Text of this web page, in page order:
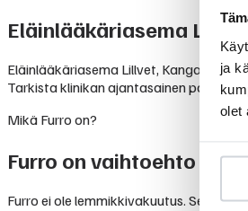
ja
olet
Eläinlääkäriasema
Eläinlääkäriasema Lillvet, Kangasala
Tarkista klinikan ajantasainen
Mikä Furro on?
Furro on vaihtoehto
Furro ei ole lemmikkivakuutus. Se on